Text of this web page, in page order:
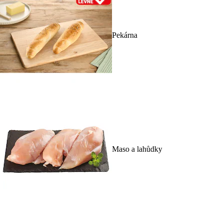
Pekárna
Maso a lahůdky